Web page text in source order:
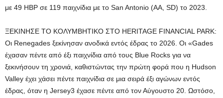
με 49 HBP σε 119 παιχνίδια με το San Antonio (AA, SD) το 2023.
ΞΕΚΙΝΗΣΕ ΤΟ ΚΟΛΥΜΒΗΤΙΚΟ ΣΤΟ HERITAGE FINANCIAL PARK:
Οι Renegades ξεκίνησαν ανοδικά εντός έδρας το 2026. Οι «Gades
έχασαν πέντε από έξι παιχνίδια από τους Blue Rocks για να
ξεκινήσουν τη χρονιά, καθιστώντας την πρώτη φορά που η Hudson
Valley έχει χάσει πέντε παιχνίδια σε μια σειρά έξι αγώνων εντός
έδρας, όταν η Jersey3 έχασε πέντε από τον Αύγουστο 20. Ωστόσο,